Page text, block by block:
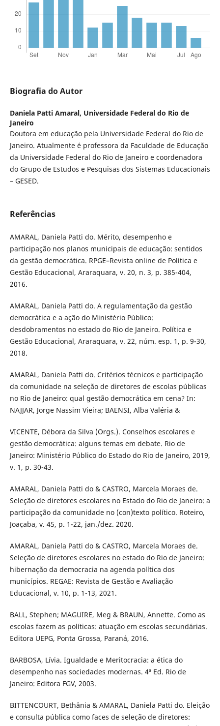
Biografia do Autor
Daniela Patti Amaral, Universidade Federal do Rio de
Janeiro
Doutora em educação pela Universidade Federal do Rio de
Janeiro. Atualmente é professora da Faculdade de Educação
da Universidade Federal do Rio de Janeiro e coordenadora
do Grupo de Estudos e Pesquisas dos Sistemas Educacionais
– GESED.
Referências
AMARAL, Daniela Patti do. Mérito, desempenho e
participação nos planos municipais de educação: sentidos
da gestão democrática. RPGE–Revista online de Política e
Gestão Educacional, Araraquara, v. 20, n. 3, p. 385-404,
2016.
AMARAL, Daniela Patti do. A regulamentação da gestão
democrática e a ação do Ministério Público:
desdobramentos no estado do Rio de Janeiro. Política e
Gestão Educacional, Araraquara, v. 22, núm. esp. 1, p. 9-30,
2018.
AMARAL, Daniela Patti do. Critérios técnicos e participação
da comunidade na seleção de diretores de escolas públicas
no Rio de Janeiro: qual gestão democrática em cena? In:
NAJJAR, Jorge Nassim Vieira; BAENSI, Alba Valéria &
VICENTE, Débora da Silva (Orgs.). Conselhos escolares e
gestão democrática: alguns temas em debate. Rio de
Janeiro: Ministério Público do Estado do Rio de Janeiro, 2019,
v. 1, p. 30-43.
AMARAL, Daniela Patti do & CASTRO, Marcela Moraes de.
Seleção de diretores escolares no Estado do Rio de Janeiro: a
participação da comunidade no (con)texto político. Roteiro,
Joaçaba, v. 45, p. 1-22, jan./dez. 2020.
AMARAL, Daniela Patti do & CASTRO, Marcela Moraes de.
Seleção de diretores escolares no estado do Rio de Janeiro:
hibernação da democracia na agenda política dos
municípios. REGAE: Revista de Gestão e Avaliação
Educacional, v. 10, p. 1-13, 2021.
BALL, Stephen; MAGUIRE, Meg & BRAUN, Annette. Como as
escolas fazem as políticas: atuação em escolas secundárias.
Editora UEPG, Ponta Grossa, Paraná, 2016.
BARBOSA, Lívia. Igualdade e Meritocracia: a ética do
desempenho nas sociedades modernas. 4ª Ed. Rio de
Janeiro: Editora FGV, 2003.
BITTENCOURT, Bethânia & AMARAL, Daniela Patti do. Eleição
e consulta pública como faces de seleção de diretores: